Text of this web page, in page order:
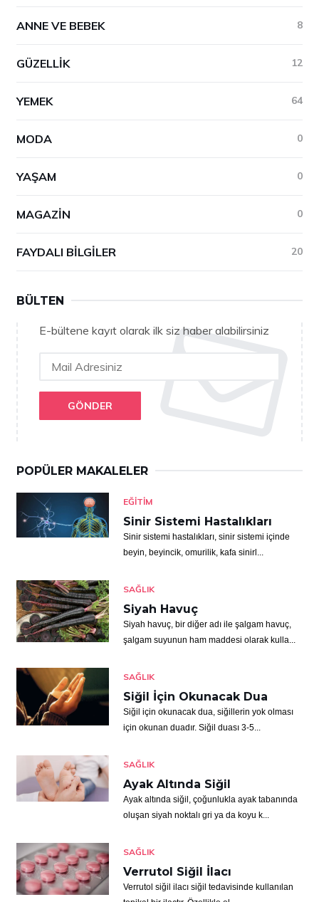
ANNE VE BEBEK 8
GÜZELLIK 12
YEMEK 64
MODA 0
YAŞAM 0
MAGAZIN 0
FAYDALI BILGILER 20
BÜLTEN
E-bültene kayıt olarak ilk siz haber alabilirsiniz
GÖNDER
POPÜLER MAKALELER
EĞITIM
Sinir Sistemi Hastalıkları
Sinir sistemi hastalıkları, sinir sistemi içinde
beyin, beyincik, omurilik, kafa sinirl...
SAĞLIK
Siyah Havuç
Siyah havuç, bir diğer adı ile şalgam havuç,
şalgam suyunun ham maddesi olarak kulla...
SAĞLIK
Siğil İçin Okunacak Dua
Siğil için okunacak dua, siğillerin yok olması
için okunan duadır. Siğil duası 3-5...
SAĞLIK
Ayak Altında Siğil
Ayak altında siğil, çoğunlukla ayak tabanında
oluşan siyah noktalı gri ya da koyu k...
SAĞLIK
Verrutol Siğil İlacı
Verrutol siğil ilacı siğil tedavisinde kullanılan